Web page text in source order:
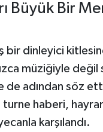
Büyük Bir
bir dinleyici
müziğiyle değil
de adından söz
haberi,
karşılandı.